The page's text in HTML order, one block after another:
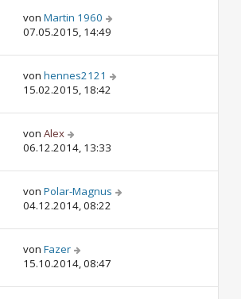
von Martin 1960
07.05.2015, 14:49
von hennes2121
15.02.2015, 18:42
von Alex
06.12.2014, 13:33
von Polar-Magnus
04.12.2014, 08:22
von Fazer
15.10.2014, 08:47